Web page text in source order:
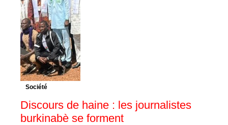
Société
Discours de haine : les journalistes
burkinabè se forment